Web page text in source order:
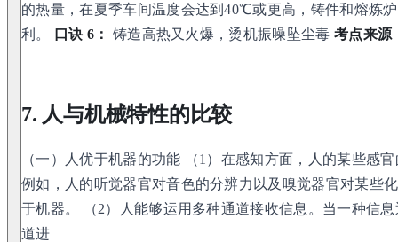
的热量，在夏季车间温度会达到40℃或更高，铸件和熔炼
利。
口诀 6： 铸造高热又火爆，烫机振噪坠尘毒考点来源
7. 人与机械特性的比较
（一）人优于机器的功能 （1）在感知方面，人的某些感
例如，人的听觉器官对音色的分辨力以及嗅觉器官对某些
于机器。 （2）人能够运用多种通道接收信息。当一种信
道进